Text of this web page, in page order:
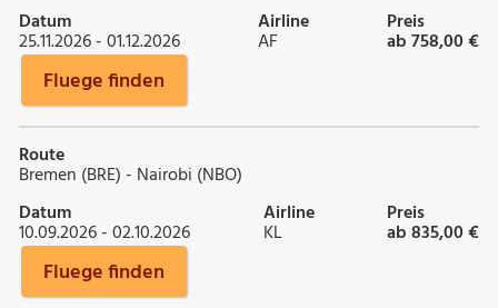
Datum
25.11.2026 - 01.12.2026
Airline
AF
Preis
ab 758,00 €
Fluege finden
Route
Bremen (BRE) - Nairobi (NBO)
Datum
10.09.2026 - 02.10.2026
Airline
KL
Preis
ab 835,00 €
Fluege finden